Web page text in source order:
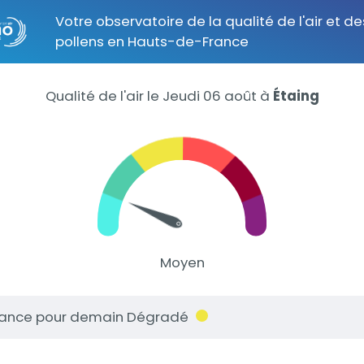
Votre observatoire de la qualité de l'air et
pollens en Hauts-de-France
Qualité de l'air le Jeudi 06 août à Étaing
Moyen
pour demain Dégradé